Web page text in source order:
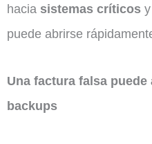
hacia sistemas críticos y
puede abrirse
Una factura falsa
backups